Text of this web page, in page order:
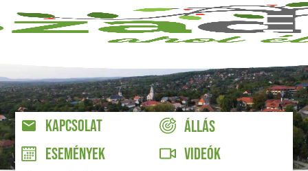
KAPCSOLAT
ÁLLÁS
ESEMÉNYEK
VIDEÓK